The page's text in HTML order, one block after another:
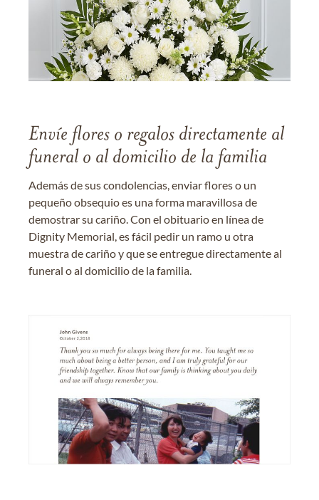
Envíe flores o regalos directamente al
funeral o al domicilio de la familia
Además de sus condolencias, enviar flores o un
pequeño obsequio es una forma maravillosa de
demostrar su cariño. Con el obituario en línea de
Dignity Memorial, es fácil pedir un ramo u otra
muestra de cariño y que se entregue directamente al
funeral o al domicilio de la familia.